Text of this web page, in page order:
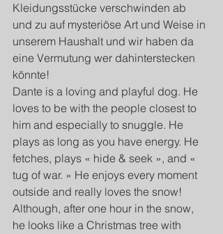
Kleidungsstücke verschwinden ab
und zu auf mysteriöse Art und Weise in
unserem Haushalt und wir haben da
eine Vermutung wer dahinterstecken
könnte!
Dante is a loving and playful dog. He
loves to be with the people closest to
him and especially to snuggle. He
plays as long as you have energy. He
fetches, plays « hide & seek », and «
tug of war. » He enjoys every moment
outside and really loves the snow!
Although, after one hour in the snow,
he looks like a Christmas tree with